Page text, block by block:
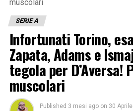
muscolari
SERIE A
Infortunati Torino,
Zapata, Adams e
tegola per D’Aversa!
muscolari
Published 3 mesi ago on 30